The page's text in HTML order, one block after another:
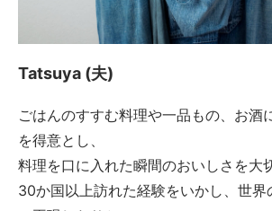
Tatsuya (夫)
ごはんのすすむ料理や一品もの、お酒
を得意とし、
料理を口に入れた瞬間のおいしさを大
30か国以上訪れた経験をいかし、世界